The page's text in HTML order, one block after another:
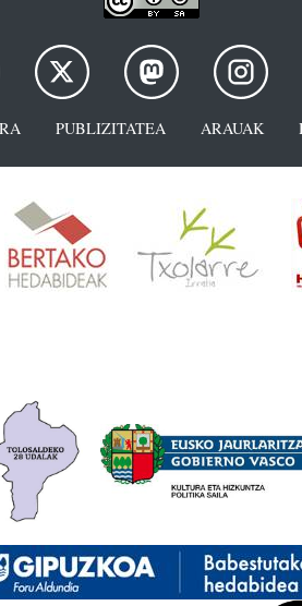
PUBLIZITATEA ARAUAK